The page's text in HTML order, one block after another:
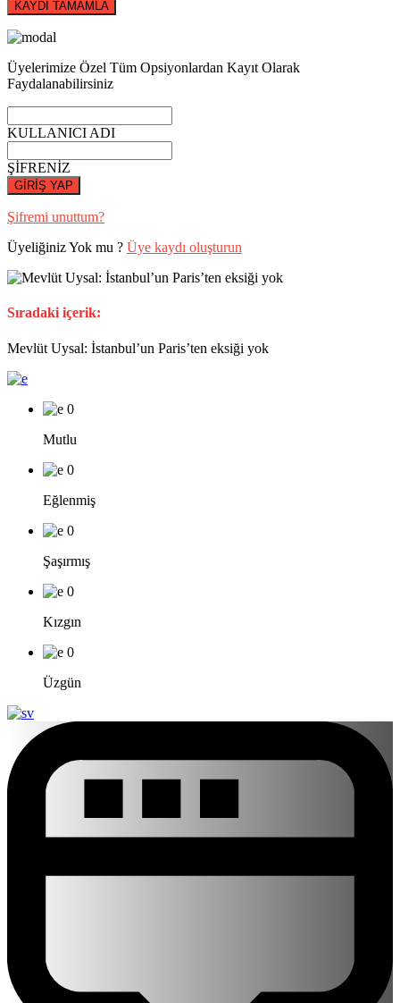
KAYDI TAMAMLA
Üyelerimize Özel Tüm Opsiyonlardan Kayıt Olarak
Faydalanabilirsiniz
KULLANICI ADI
ŞİFRENİZ
GİRİŞ YAP
Şifremi unuttum?
Üyeliğiniz Yok mu ? Üye kaydı oluşturun
Sıradaki içerik:
Mevlüt Uysal: İstanbul’un Paris’ten eksiği yok
0
Mutlu
0
Eğlenmiş
0
Şaşırmış
0
Kızgın
0
Üzgün